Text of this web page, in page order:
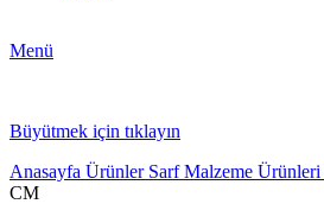
Menü
Büyütmek için tıklayın
Anasayfa Ürünler Sarf Malzeme Ürünleri
CM